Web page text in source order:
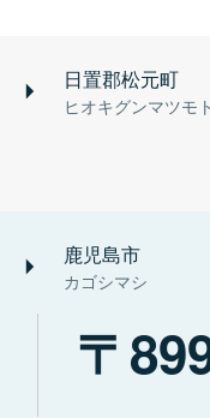
日置郡松元町
ヒオキグンマツモ
鹿児島市
カゴシマシ